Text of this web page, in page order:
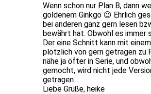
Wenn schon nur Plan B, dann
goldenem Ginkgo 😉 Ehrlich
bei anderen ganz gern lesen
bewährt hat. Obwohl es immer
Der eine Schnitt kann mit
plötzlich von gern getragen zu
nähe ja öfter in Serie, und
gemocht, wird nicht jede
getragen.
Liebe Grüße, heike